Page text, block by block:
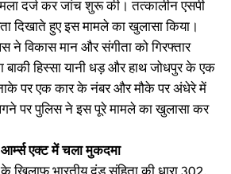
दर्ज कर जांच शुरू की। तत्कालीन एसपी
दिखाते हुए इस मामले का खुलासा किया।
ने विकास मान और संगीता को गिरफ्तार
बाकी हिस्सा यानी धड़ और हाथ जोधपुर के एक
पर एक कार के नंबर और मौके पर अंधेरे में
पर पुलिस ने इस पूरे मामले का खुलासा कर
आर्म्स एक्ट में चला मुकदमा